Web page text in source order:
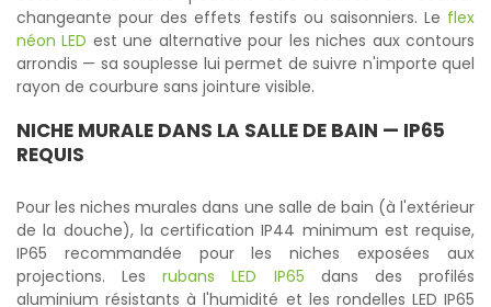
changeante pour des effets festifs ou saisonniers. Le flex
néon LED est une alternative pour les niches aux contours
arrondis — sa souplesse lui permet de suivre n'importe quel
rayon de courbure sans jointure visible.
NICHE MURALE DANS LA SALLE DE BAIN — IP65
REQUIS
Pour les niches murales dans une salle de bain (à l'extérieur
de la douche), la certification IP44 minimum est requise,
IP65 recommandée pour les niches exposées aux
projections. Lesrubans LED IP65 dans des profilés
aluminium résistants à l'humidité et les rondelles LED IP65